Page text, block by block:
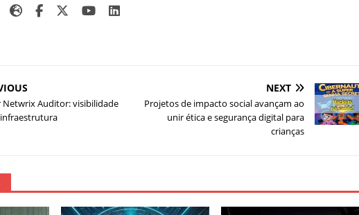
Netwrix Auditor: visibilidade
NEXT
Projetos de impacto social avançam ao
unir ética e segurança digital para
crianças